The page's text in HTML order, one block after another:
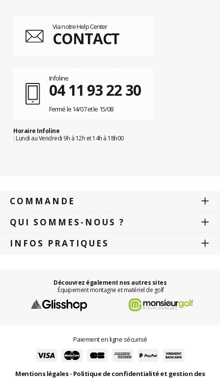
Via notre Help Center
CONTACT
Infoline
04 11 93 22 30
Fermé le 14/07 et le 15/08
Horaire Infoline
: Lundi au Vendredi 9h à 12h et 14h à 18h00
COMMANDE
QUI SOMMES-NOUS ?
INFOS PRATIQUES
Découvrez également nos autres sites
Équipement montagne et matériel de golf
Paiement en ligne sécurisé
Mentions légales- Politique de confidentialité et gestion des